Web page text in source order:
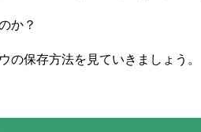
か？
の保存方法を見ていきましょう。